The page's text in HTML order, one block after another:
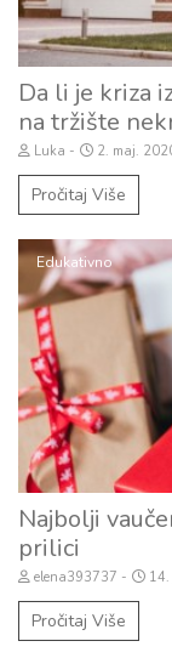
Da li je kriza
na tržište
Luka 2. maj.
Pročitaj Više
Edukativno
Najbolji
prilici
elena393737
Pročitaj Više